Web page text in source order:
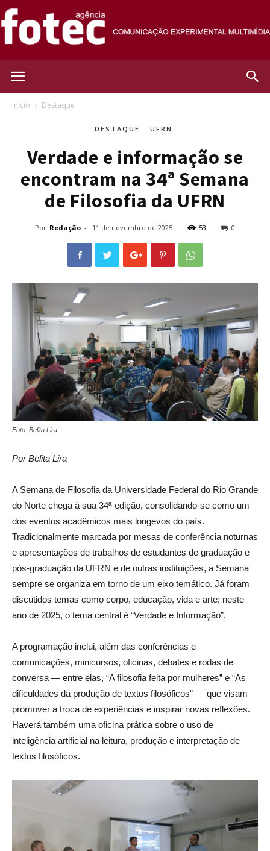
Início Destaque
DESTAQUE UFRN
Verdade e informação se
encontram na 34ª Semana
de Filosofia da UFRN
Por Redação - 11 de novembro de 2025 53 0
Foto: Belita Lira
Por Belita Lira
A Semana de Filosofia da Universidade Federal do Rio Grande
do Norte chega à sua 34ª edição, consolidando-se como um
dos eventos acadêmicos mais longevos do país.
Tradicionalmente marcada por mesas de conferência noturnas
e apresentações de trabalhos de estudantes de graduação e
pós-graduação da UFRN e de outras instituições, a Semana
sempre se organiza em torno de um eixo temático. Já foram
discutidos temas como corpo, educação, vida e arte; neste
ano de 2025, o tema central é “Verdade e Informação”.
A programação inclui, além das conferências e
comunicações, minicursos, oficinas, debates e rodas de
conversa — entre elas, “A filosofia feita por mulheres” e “As
dificuldades da produção de textos filosóficos” — que visam
promover a troca de experiências e inspirar novas reflexões.
Haverá também uma oficina prática sobre o uso de
inteligência artificial na leitura, produção e interpretação de
textos filosóficos.